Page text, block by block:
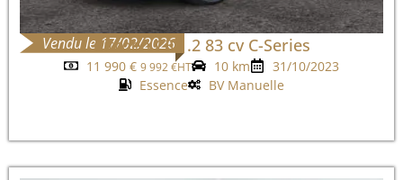
Vendu le 17/02/2026
Citroen C3 1.2 83 cv C-Series
11 990 € 9 992 €HT 10 km
31/10/2023
Essence
BV Manuelle